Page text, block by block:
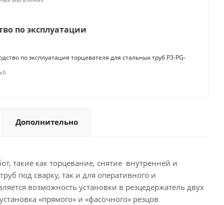
по эксплуатации
по эксплуатация торцевателя для стальных труб P3-PG-
Дополнительно
такие как торцевание, снятие внутренней и
под сварку, так и для оперативного и
возможность установки в резцедержатель двух
«прямого» и «фасочного» резцов